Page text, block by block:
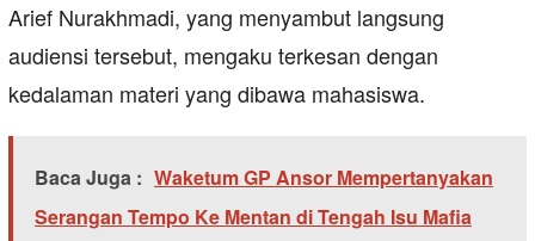
Arief Nurakhmadi, yang menyambut langsung
audiensi tersebut, mengaku terkesan dengan
kedalaman materi yang dibawa mahasiswa.
Baca Juga : Waketum GP Ansor Mempertanyakan
Serangan Tempo Ke Mentan di Tengah Isu Mafia